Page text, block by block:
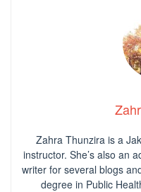
Zahra Thunzira is a
instructor. She’s also an
writer for several blogs
degree in Public